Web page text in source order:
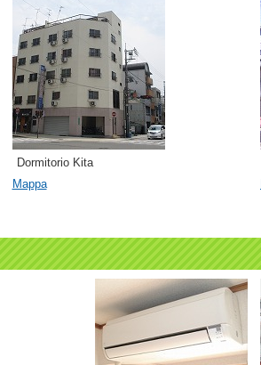
Dormitorio Kita
Mappa